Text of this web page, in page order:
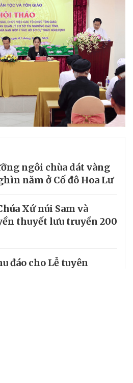
ngôi chùa dát vàng
năm ở Cố đô Hoa Lư
Xứ núi Sam và
thuyết lưu truyền 200
đáo cho Lễ tuyên